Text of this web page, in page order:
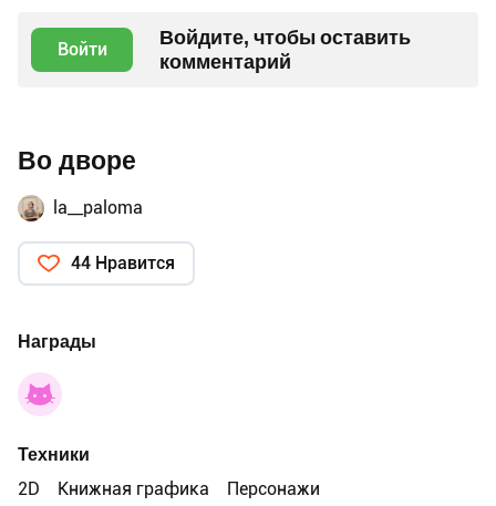
Войти
Войдите, чтобы оставить
комментарий
Во дворе
la__paloma
44 Нравится
Награды
Техники
2D
Книжная графика Персонажи